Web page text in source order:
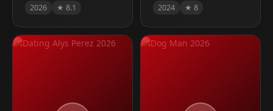
2026 ★ 8.1 2024 ★ 8